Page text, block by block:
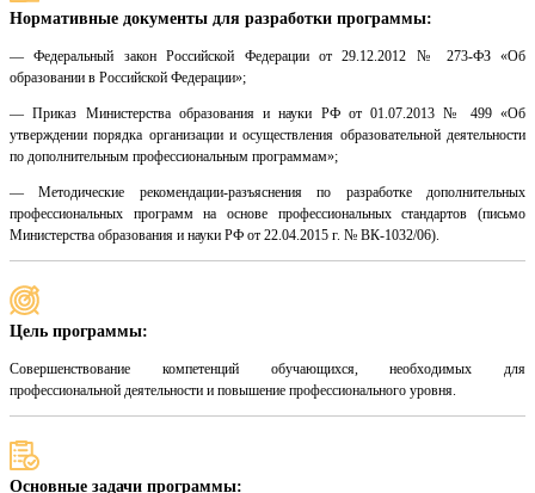
Нормативные документы для разработки программы:
— Федеральный закон Российской Федерации от 29.12.2012 № 273-ФЗ «Об
образовании в Российской Федерации»;
— Приказ Министерства образования и науки РФ от 01.07.2013 № 499 «Об
утверждении порядка организации и осуществления образовательной деятельности
по дополнительным профессиональным программам»;
— Методические рекомендации-разъяснения по разработке дополнительных
профессиональных программ на основе профессиональных стандартов (письмо
Министерства образования и науки РФ от 22.04.2015 г. № ВК-1032/06).
Цель программы:
Совершенствование компетенций обучающихся, необходимых для
профессиональной деятельности и повышение профессионального уровня.
Основные задачи программы: